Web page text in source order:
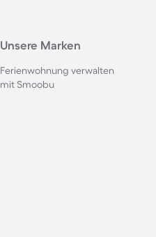
Unsere Marken
Ferienwohnung verwalten
mit Smoobu